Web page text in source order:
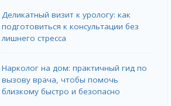
Деликатный визит к урологу: как
подготовиться к консультации без
лишнего стресса
Нарколог на дом: практичный гид по
вызову врача, чтобы помочь
близкому быстро и безопасно